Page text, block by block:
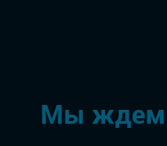
Мы ждем